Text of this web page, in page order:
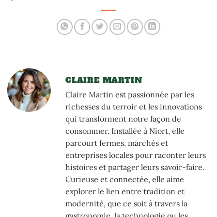
CLAIRE MARTIN
Claire Martin est passionnée par les
richesses du terroir et les innovations
qui transforment notre façon de
consommer. Installée à Niort, elle
parcourt fermes, marchés et
entreprises locales pour raconter leurs
histoires et partager leurs savoir-faire.
Curieuse et connectée, elle aime
explorer le lien entre tradition et
modernité, que ce soit à travers la